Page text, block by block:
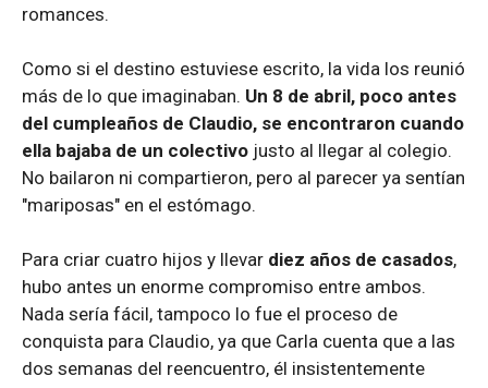
romances.
Como si el destino estuviese escrito, la vida los reunió
más de lo que imaginaban. Un 8 de abril, poco antes
del cumpleaños de Claudio, se encontraron cuando
ella bajaba de un colectivo justo al llegar al colegio.
No bailaron ni compartieron, pero al parecer ya sentían
"mariposas" en el estómago.
Para criar cuatro hijos y llevar diez años de casados,
hubo antes un enorme compromiso entre ambos.
Nada sería fácil, tampoco lo fue el proceso de
conquista para Claudio, ya que Carla cuenta que a las
dos semanas del reencuentro, él insistentemente